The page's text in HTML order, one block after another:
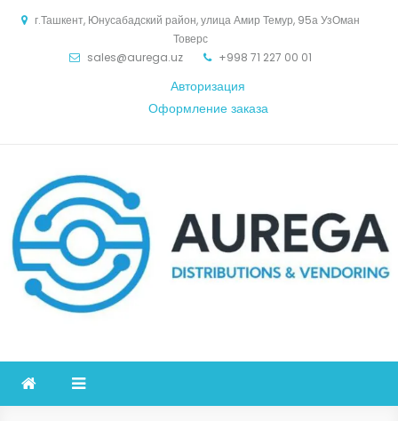
г.Ташкент, Юнусабадский район, улица Амир Темур, 95а УзОман
Товерс
sales@aurega.uz
+998 71 227 00 01
Авторизация
Оформление заказа